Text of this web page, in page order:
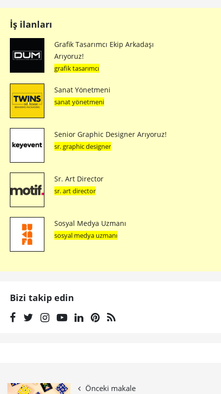
İş ilanları
Grafik Tasarımcı Ekip Arkadaşı
Arıyoruz!
grafik tasarımcı
Sanat Yönetmeni
sanat yönetmeni
Senior Graphic Designer Arıyoruz!
sr. graphic designer
Sr. Art Director
sr. art director
Sosyal Medya Uzmanı
sosyal medya uzmanı
Bizi takip edin
Önceki makale